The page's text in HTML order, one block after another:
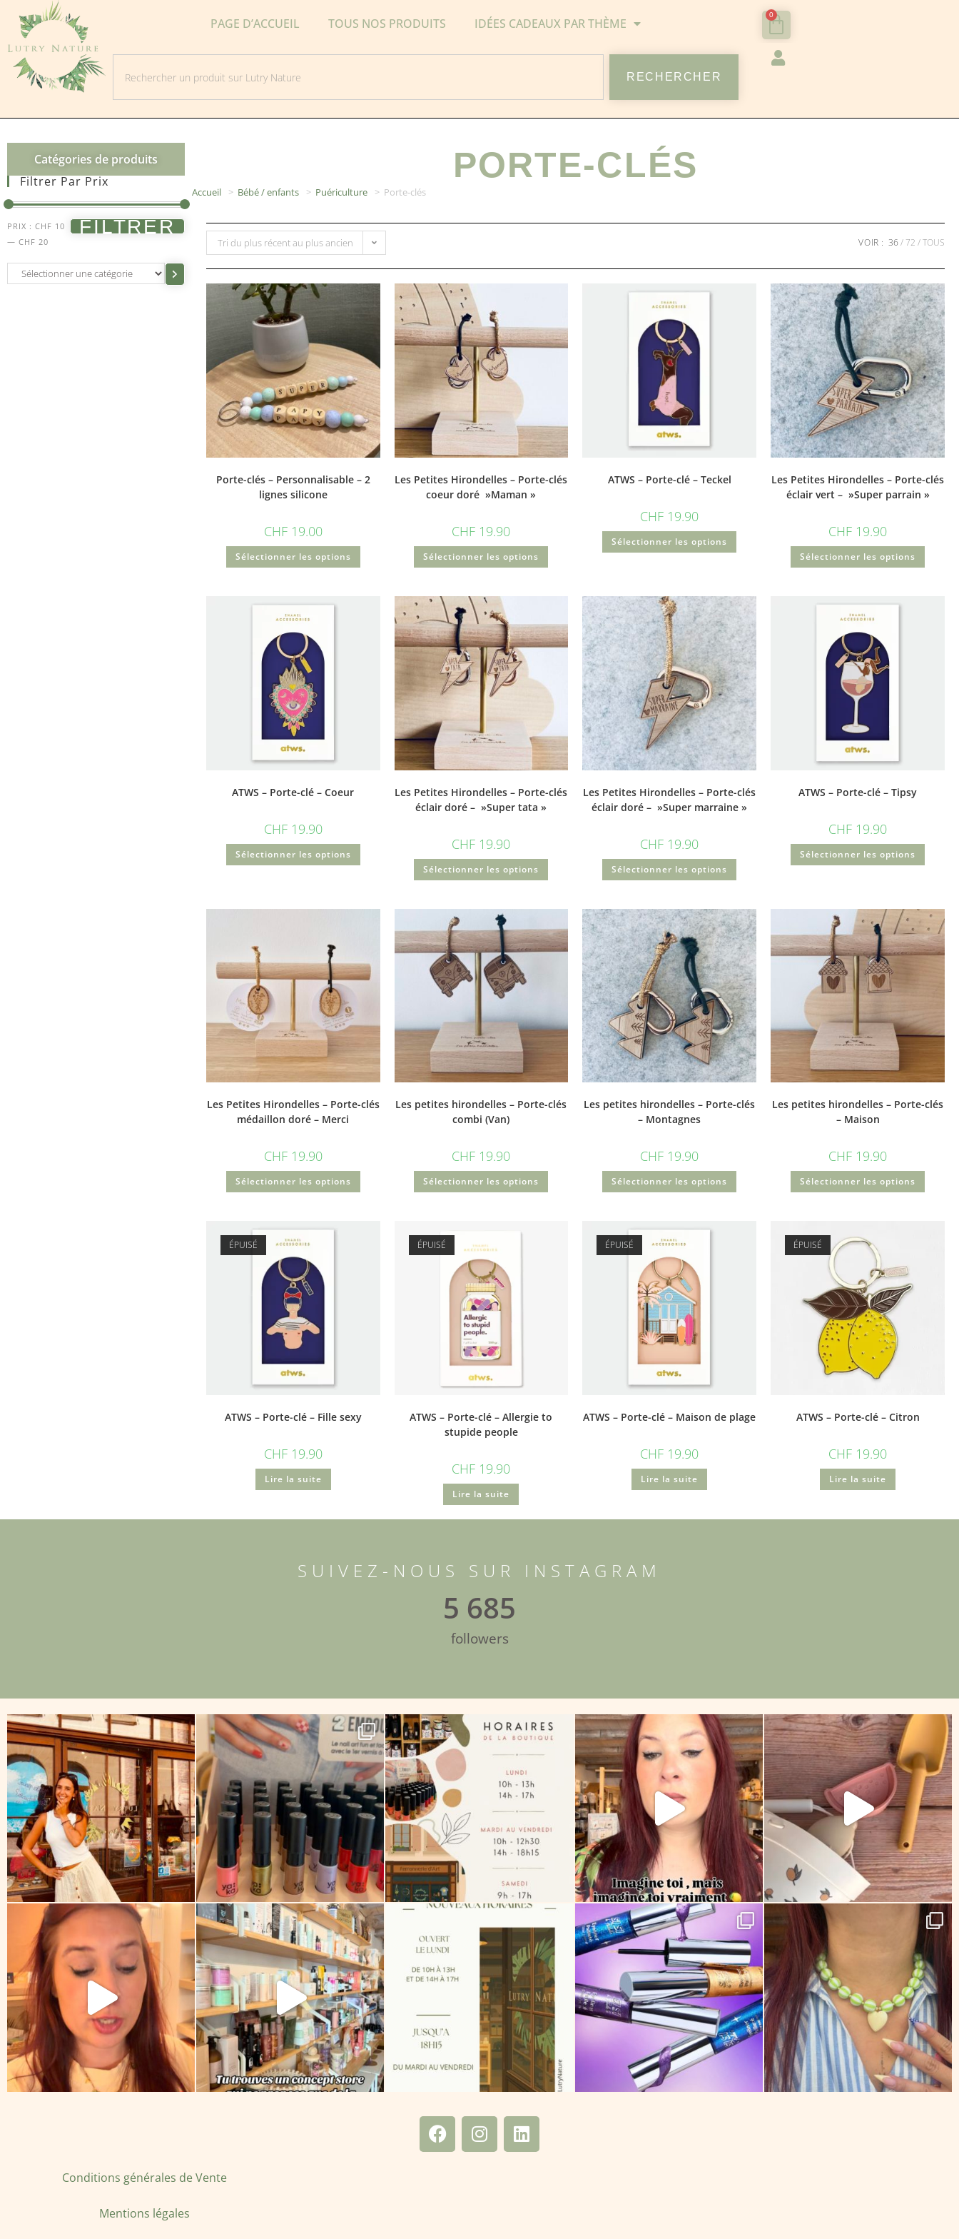
PAGE D’ACCUEIL TOUS NOS PRODUITS IDÉES CADEAUX PAR THÈME
RECHERCHER
0
Catégories de produits
Filtrer Par Prix
FILTRER
PRIX : CHF 10
— CHF 20
PORTE-CLÉS
Accueil > Bébé / enfants > Puériculture > Porte-clés
Tri du plus récent au plus ancien VOIR : 36 72 TOUS
Porte-clés – Personnalisable – 2
lignes silicone
CHF19.00
Sélectionner les options
Les Petites Hirondelles – Porte-clés
coeur doré »Maman »
CHF 19.90
Sélectionner les options
ATWS – Porte-clé – Teckel
CHF 19.90
Sélectionner les options
Les Petites Hirondelles – Porte-clés
éclair vert – »Super parrain »
CHF 19.90
Sélectionner les options
ATWS – Porte-clé – Coeur
CHF19.90
Sélectionner les options
Les Petites Hirondelles – Porte-clés
éclair doré – »Super tata »
CHF 19.90
Sélectionner les options
Les Petites Hirondelles – Porte-clés
éclair doré – »Super marraine »
CHF 19.90
Sélectionner les options
ATWS – Porte-clé – Tipsy
CHF 19.90
Sélectionner les options
Les Petites Hirondelles – Porte-clés
médaillon doré – Merci
CHF19.90
Sélectionner les options
Les petites hirondelles – Porte-clés
combi (Van)
CHF 19.90
Sélectionner les options
Les petites hirondelles – Porte-clés
– Montagnes
CHF 19.90
Sélectionner les options
Les petites hirondelles – Porte-clés
– Maison
CHF 19.90
Sélectionner les options
ÉPUISÉ
ATWS – Porte-clé – Fille sexy
CHF19.90
Lire la suite
ÉPUISÉ
ATWS – Porte-clé – Allergie to
stupide people
CHF 19.90
Lire la suite
ÉPUISÉ
ATWS – Porte-clé – Maison de plage
CHF 19.90
Lire la suite
ÉPUISÉ
ATWS – Porte-clé – Citron
CHF 19.90
Lire la suite
SUIVEZ-NOUS SUR INSTAGRAM
followers
5 685
Conditions générales de Vente
Mentions légales